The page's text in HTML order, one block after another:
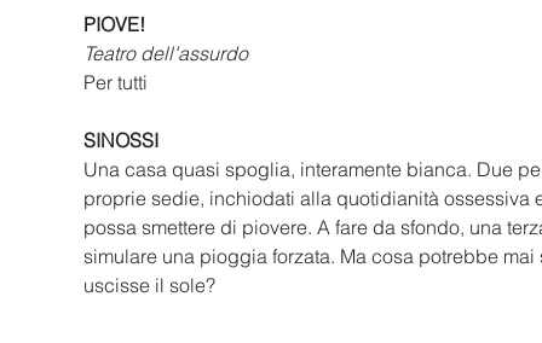
PIOVE!
Teatro dell'assurdo
Per tutti
SINOSSI
Una casa quasi spoglia, interamente bianca. Due
proprie sedie, inchiodati alla quotidianità ossessiva
possa smettere di piovere. A fare da sfondo, una
simulare una pioggia forzata. Ma cosa potrebbe
uscisse il sole?